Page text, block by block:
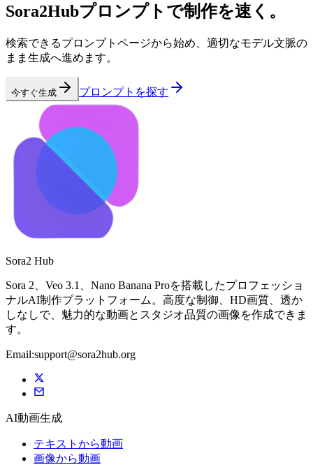
Sora2Hubプロンプトで制作を速く。
検索できるプロンプトページから始め、適切なモデル文脈の
まま生成へ進めます。
今すぐ生成 プロンプトを探す
Sora2 Hub
Sora 2、Veo 3.1、Nano Banana Proを搭載したプロフェッショ
ナルAI制作プラットフォーム。高度な制御、HD画質、透か
しなしで、魅力的な動画とスタジオ品質の画像を作成できま
す。
Email:support@sora2hub.org
AI動画生成
テキストから動画
画像から動画